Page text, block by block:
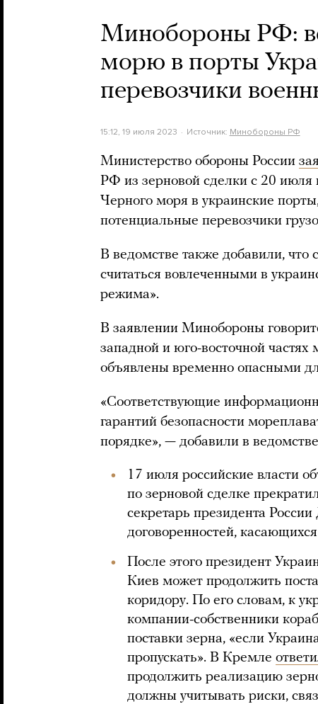
Минобороны РФ:
морю в порты
перевозчики
15:12, 19 июля 2023 Источник: Минобороны РФ
Министерство обороны России
РФ из зерновой сделки с 20 июля
Черного моря в украинские
потенциальные перевозчики
В ведомстве также добавили, что
считаться вовлеченными в
режима».
В заявлении Минобороны
западной и юго-восточной
объявлены временно опасными
«Соответствующие
гарантий безопасности
порядке», — добавили в
17 июля российские власти
по зерновой сделке
секретарь президента
договоренностей,
После этого президент
Киев может продолжить
коридору. По его словам, к
компании-собственники
поставки зерна, «если
пропускать». В Кремле
продолжить реализацию
должны учитывать риски,